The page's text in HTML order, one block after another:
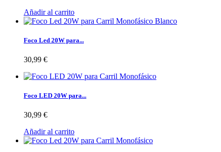
Añadir al carrito
Foco Led 20W para...
30,99 €
Foco LED 20W para...
30,99 €
Añadir al carrito